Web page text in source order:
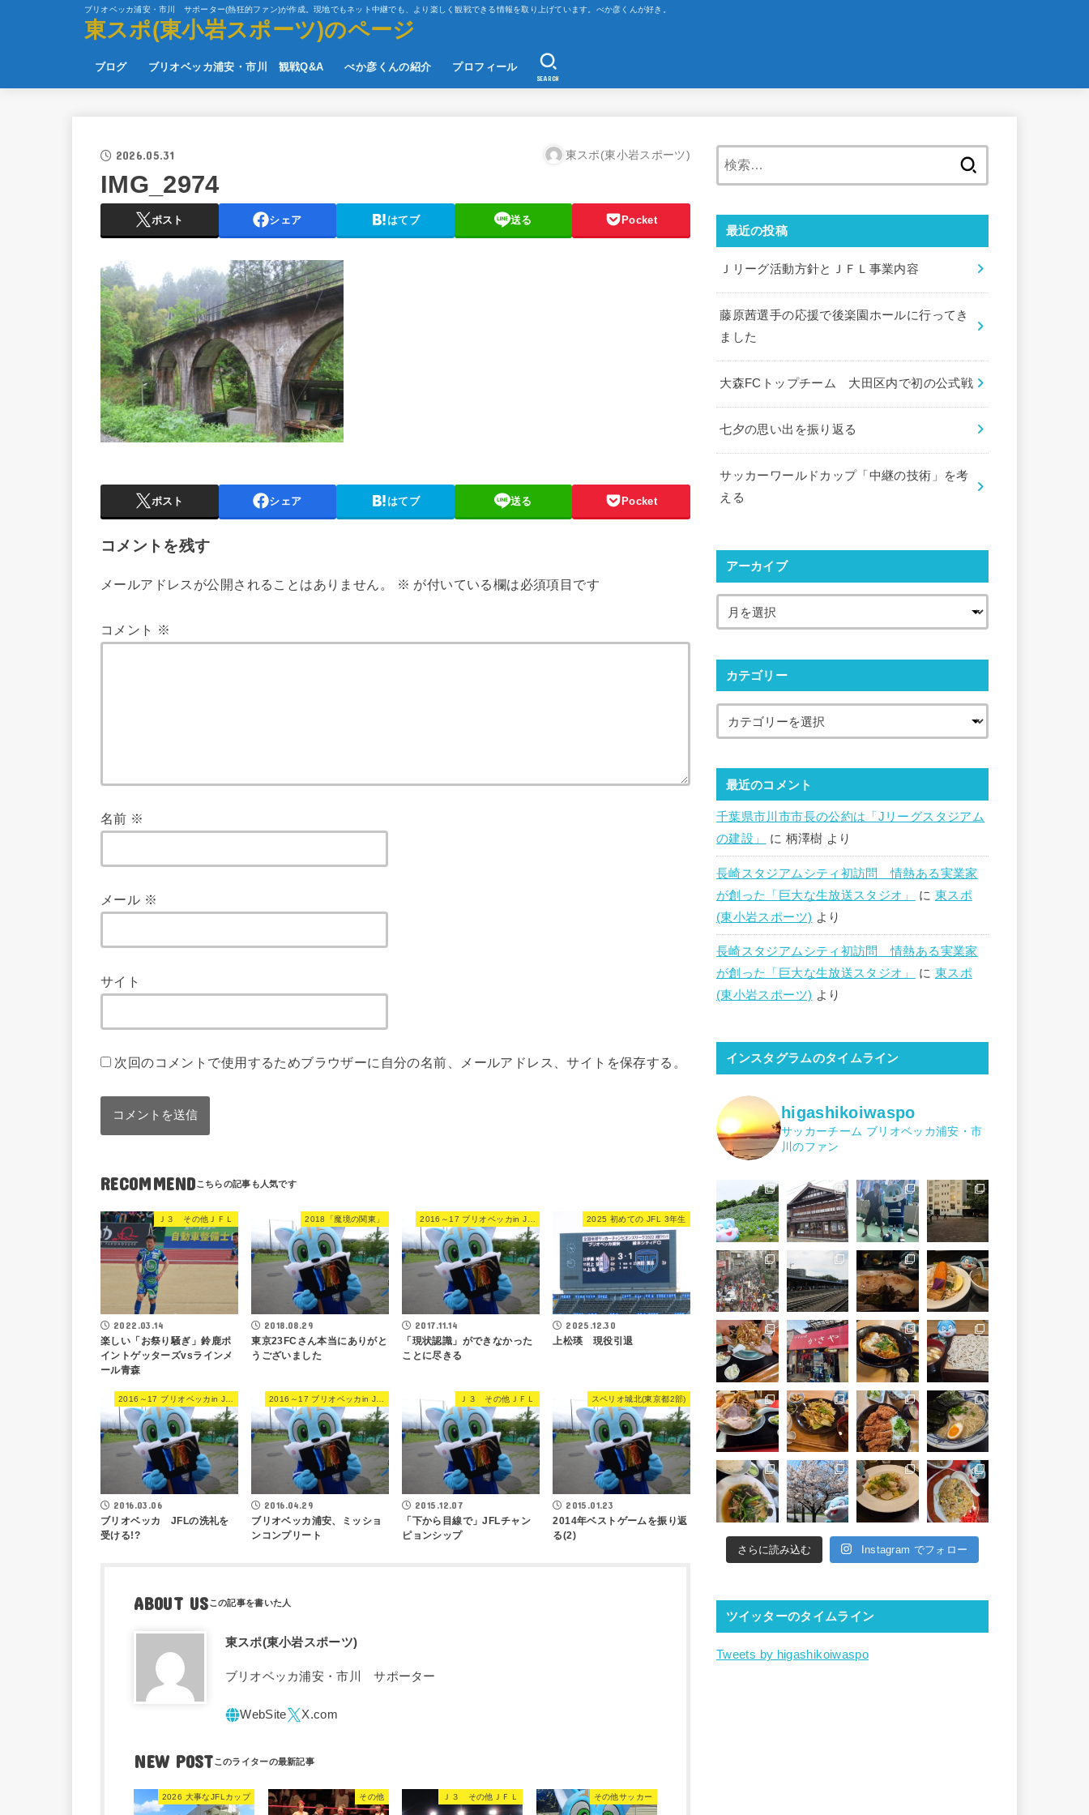
ブリオベッカ浦安・市川 サポーター(熱狂的ファン)が作成。現地でもネット中継でも、より楽しく観戦できる情報を取り上げています。べか彦くんが好き。
東スポ(東小岩スポーツ)のページ
ブログ ブリオベッカ浦安・市川 観戦Q&A べか彦くんの紹介 プロフィール
SEARCH
2026.05.31 東スポ(東小岩スポーツ)
IMG_2974
ポスト シェア はてブ 送る Pocket
ポスト シェア はてブ 送る Pocket
コメントを残す
メールアドレスが公開されることはありません。 ※ が付いている欄は必須項目です
コメント ※
名前 ※
メール ※
サイト
次回のコメントで使用するためブラウザーに自分の名前、メールアドレス、サイトを保存する。
RECOMMEND
Ｊ３ その他ＪＦＬ
2022.03.14
楽しい「お祭り騒ぎ」鈴鹿ポ
イントゲッターズvsラインメ
ール青森
2018「魔境の関東」
2018.08.29
東京23FCさん本当にありがと
うございました
2017.11.14
「現状認識」ができなかった
ことに尽きる
2025 初めての JFL 3年生
2025.12.30
上松瑛 現役引退
2016.03.06
ブリオベッカ JFLの洗礼を
受ける!?
2016.04.29
ブリオベッカ浦安、ミッショ
ンコンプリート
Ｊ３ その他ＪＦＬ
2015.12.07
「下から目線で」JFLチャン
ピョンシップ
スペリオ城北(東京都2部)
2015.01.23
2014年ベストゲームを振り返
る(2)
ABOUT US
東スポ(東小岩スポーツ)
ブリオベッカ浦安・市川 サポーター
NEW POST
2026 大事なJFLカップ その他 Ｊ３ その他ＪＦＬ その他サッカー
最近の投稿
Ｊリーグ活動方針とＪＦＬ事業内容
藤原茜選手の応援で後楽園ホールに行ってき
ました
大森FCトップチーム 大田区内で初の公式戦
七夕の思い出を振り返る
サッカーワールドカップ「中継の技術」を考
える
アーカイブ
カテゴリー
最近のコメント
千葉県市川市市長の公約は「Jリーグスタジアム
の建設」
に 柄澤樹 より
長崎スタジアムシティ初訪問 情熱ある実業家
が創った「巨大な生放送スタジオ」
に 東スポ
(東小岩スポーツ) より
長崎スタジアムシティ初訪問 情熱ある実業家
が創った「巨大な生放送スタジオ」
に 東スポ
(東小岩スポーツ) より
インスタグラムのタイムライン
higashikoiwaspo
サッカーチーム ブリオベッカ浦安・市
川のファン
さらに読み込む Instagram でフォロー
ツイッターのタイムライン
Tweets by higashikoiwaspo